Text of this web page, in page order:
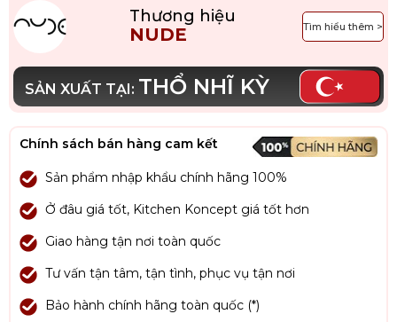
Thương hiệu
NUDE Tìm hiểu thêm >
SẢN XUẤT TẠI: THỔ NHĨ KỲ
Chính sách bán hàng cam kết
Sản phẩm nhập khẩu chính hãng 100%
Ở đâu giá tốt, Kitchen Koncept giá tốt hơn
Giao hàng tận nơi toàn quốc
Tư vấn tận tâm, tận tình, phục vụ tận nơi
Bảo hành chính hãng toàn quốc (*)